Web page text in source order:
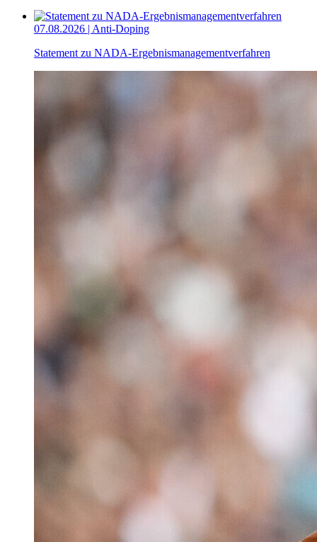
07.08.2026 | Anti-Doping
Statement zu NADA-Ergebnismanagementverfahren